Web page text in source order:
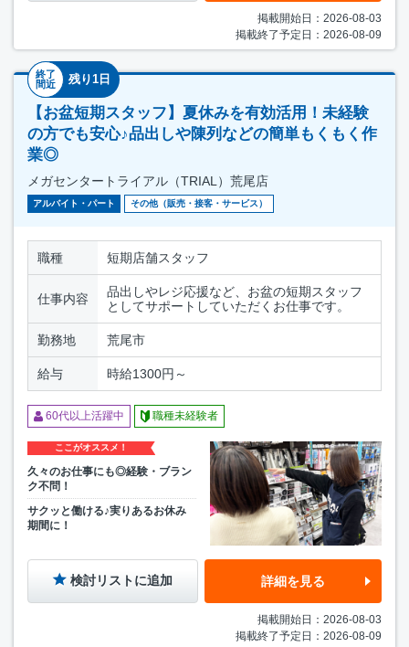
掲載開始日：2026-08-03
掲載終了予定日：2026-08-09
終了
間近
残り1日
【お盆短期スタッフ】夏休みを有効活用！未経験
の方でも安心♪品出しや陳列などの簡単もくもく作
業◎
メガセンタートライアル（TRIAL）荒尾店
アルバイト・パート その他（販売・接客・サービス）
職種 短期店舗スタッフ
仕事内容
品出しやレジ応援など、お盆の短期スタッフ
としてサポートしていただくお仕事です。
勤務地 荒尾市
給与 時給1300円～
60代以上活躍中 職種未経験者
ここがオススメ！
久々のお仕事にも◎経験・ブラン
ク不問！
サクッと働ける♪実りあるお休み
期間に！
検討リストに追加 詳細を見る
掲載開始日：2026-08-03
掲載終了予定日：2026-08-09